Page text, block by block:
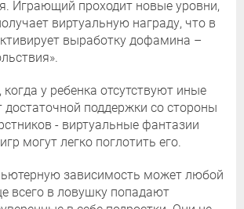
Играющий проходит новые уровни,
виртуальную награду, что в
выработку дофамина –
у ребенка отсутствуют иные
достаточной поддержки со стороны
- виртуальные фантазии
могут легко поглотить его.
зависимость может любой
всего в ловушку попадают